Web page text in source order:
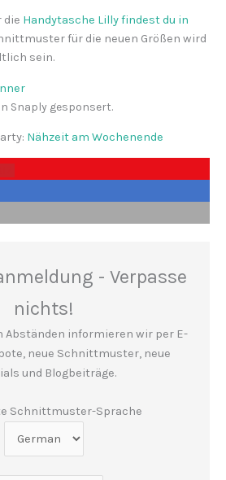
die Handytasche Lilly findest du in
für die neuen Größen wird
sein.
Snaply gesponsert.
Nähzeit am Wochenende
- Verpasse
nichts!
Abständen informieren wir per E-
neue Schnittmuster, neue
und Blogbeiträge.
Schnittmuster-Sprache